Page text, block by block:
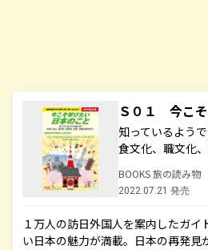
Ｓ０１ 今こ
知っているよう
食文化、職文化
BOOKS 旅の読み物
2022.07.21 発売
１万人の訪日外国人を案内したガイ
い日本の魅力が満載。日本の再発見